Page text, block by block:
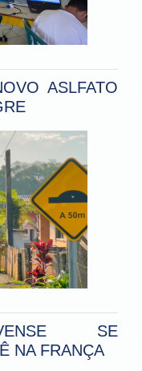
ASLFATO
SE
NA FRANÇA